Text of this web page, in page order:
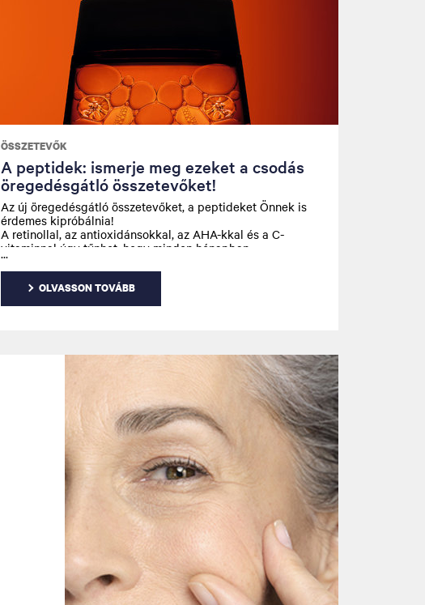
ÖSSZETEVŐK
A peptidek: ismerje meg ezeket a csodás
öregedésgátló összetevőket!
Az új öregedésgátló összetevőket, a peptideket Önnek is
érdemes kipróbálnia!
A retinollal, az antioxidánsokkal, az AHA-kkal és a C-
vitaminnal úgy tűnhet, hogy minden hónapban
megjelenik valami új szuper szépségápolási összetevő! A
bőrápolásban a legújabb különlegességek most a
peptidek: aminosavak rövid láncai, amelyek közül
néhány közismerten újból el képes indítani a
OLVASSON TOVÁBB